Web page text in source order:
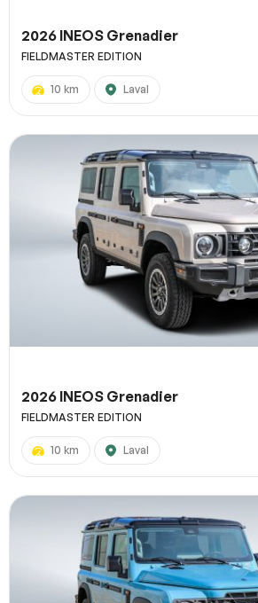
2026 INEOS Grenadier
FIELDMASTER EDITION
10 km Laval
2026 INEOS Grenadier
FIELDMASTER EDITION
10 km Laval